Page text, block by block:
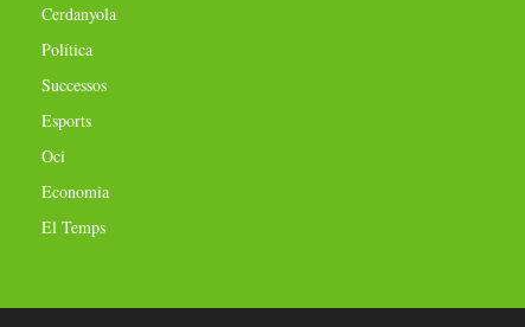
Cerdanyola
Política
Successos
Esports
Oci
Economia
El Temps